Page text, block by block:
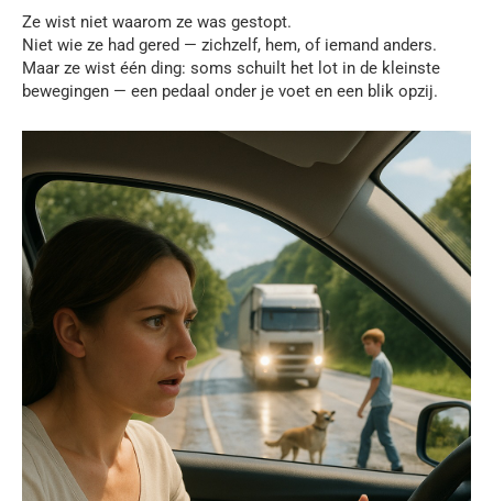
Ze wist niet waarom ze was gestopt.
Niet wie ze had gered — zichzelf, hem, of iemand anders.
Maar ze wist één ding: soms schuilt het lot in de kleinste
bewegingen — een pedaal onder je voet en een blik opzij.